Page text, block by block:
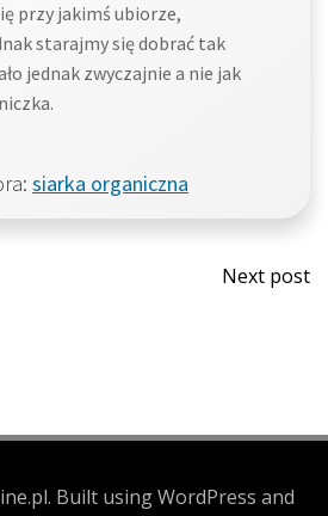
przy jakimś ubiorze,
starajmy się dobrać tak
jednak zwyczajnie a nie jak
siarka organiczna
Post
Next post
Built using WordPress and